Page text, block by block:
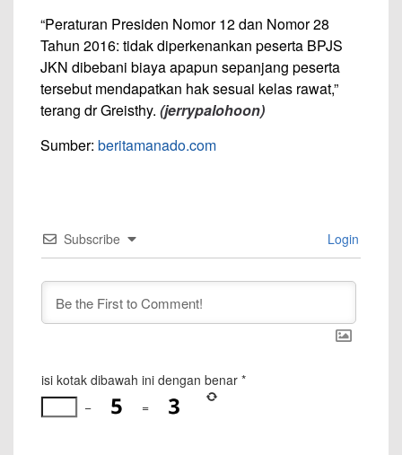
“Peraturan Presiden Nomor 12 dan Nomor 28
Tahun 2016: tidak diperkenankan peserta BPJS
JKN dibebani biaya apapun sepanjang peserta
tersebut mendapatkan hak sesuai kelas rawat,”
terang dr Greisthy. (jerrypalohoon)
Sumber: beritamanado.com
Subscribe Login
isi kotak dibawah ini dengan benar *
−
=